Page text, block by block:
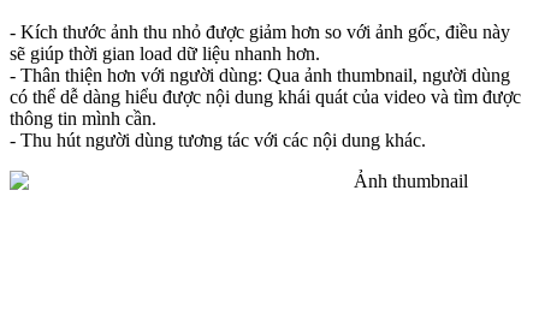
- Kích thước ảnh thu nhỏ được giảm hơn so với ảnh gốc, điều này
sẽ giúp thời gian load dữ liệu nhanh hơn.
- Thân thiện hơn với người dùng: Qua ảnh thumbnail, người dùng
có thể dễ dàng hiểu được nội dung khái quát của video và tìm được
thông tin mình cần.
- Thu hút người dùng tương tác với các nội dung khác.